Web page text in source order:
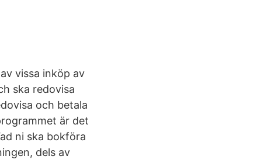
vissa inköp av
ska redovisa
och betala
är det
ni ska bokföra
dels av